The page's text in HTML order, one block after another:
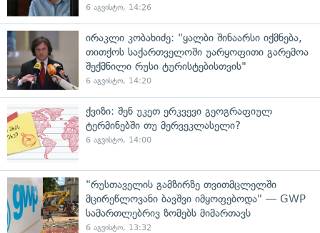
6 აგვისტო, 14:26
ირაკლი კობახიძე: "ყალბი შინაარსი იქმნება,
თითქოს საქართველოში უარყოფითი გარემოა
შექმნილი რუსი ტურისტებისთვის"
6 აგვისტო, 14:20
ქვიზი: შენ უკეთ ერკვევი გეოგრაფიულ
ტერმინებში თუ მერვეკლასელი?
6 აგვისტო, 14:00
"რუსთაველის გამზირზე თვითმცლელში
მცირეწლოვანი ბავშვი იმყოფებოდა" — GWP
სამართლებრივ ზომებს მიმართავს
6 აგვისტო, 13:32